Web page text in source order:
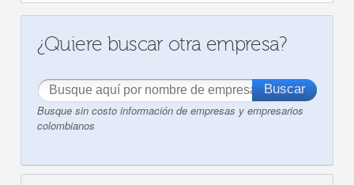
¿Quiere buscar otra empresa?
Busque sin costo información de empresas y empresarios
colombianos